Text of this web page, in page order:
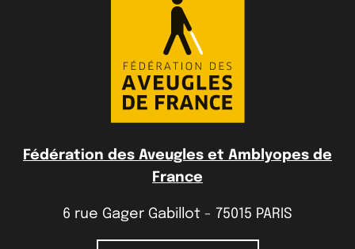
Fédération des Aveugles et Amblyopes de
France
6 rue Gager Gabillot - 75015 PARIS